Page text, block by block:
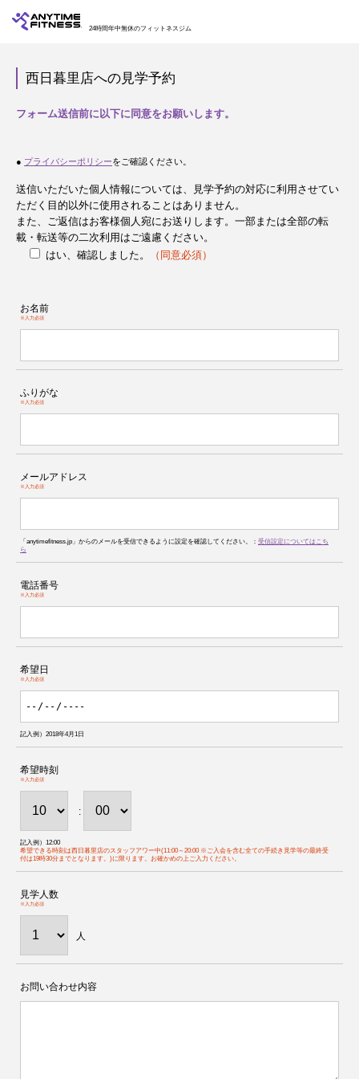
24時間年中無休のフィットネスジム
西日暮里店への見学予約
フォーム送信前に以下に同意をお願いします。
● プライバシーポリシーをご確認ください。
送信いただいた個人情報については、見学予約の対応に利用させてい
ただく目的以外に使用されることはありません。
また、ご返信はお客様個人宛にお送りします。一部または全部の転
載・転送等の二次利用はご遠慮ください。
はい、確認しました。
（同意必須）
お名前
※入力必須
ふりがな
※入力必須
メールアドレス
※入力必須
「anytimefitness.jp」からのメールを受信できるように設定を確認してください。： 受信設定についてはこち
ら
電話番号
※入力必須
希望日
※入力必須
記入例）2018年4月1日
希望時刻
※入力必須
:
記入例）12:00
希望できる時刻は西日暮里店のスタッフアワー中(11:00～20:00 ※ご入会を含む全ての手続き見学等の最終受
付は19時30分までとなります。)に限ります。お確かめの上ご入力ください。
見学人数
※入力必須
人
お問い合わせ内容